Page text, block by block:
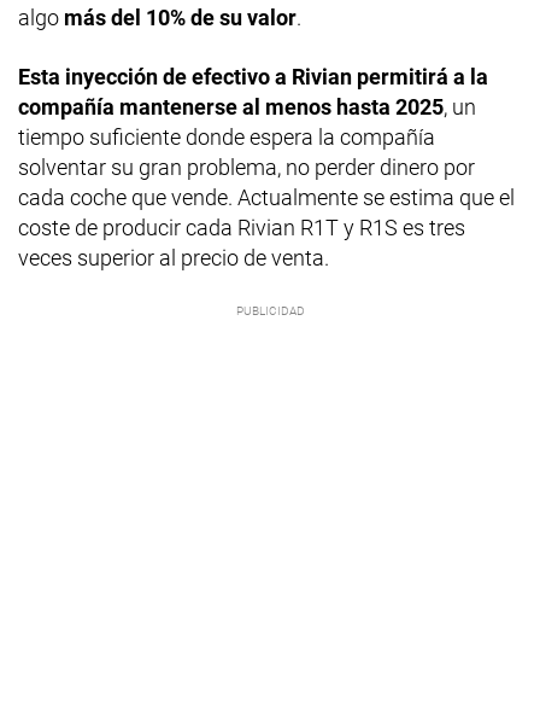
algo más del 10% de su valor.
Esta inyección de efectivo a Rivian permitirá a la
compañía mantenerse al menos hasta 2025, un
tiempo suficiente donde espera la compañía
solventar su gran problema, no perder dinero por
cada coche que vende. Actualmente se estima que el
coste de producir cada Rivian R1T y R1S es tres
veces superior al precio de venta.